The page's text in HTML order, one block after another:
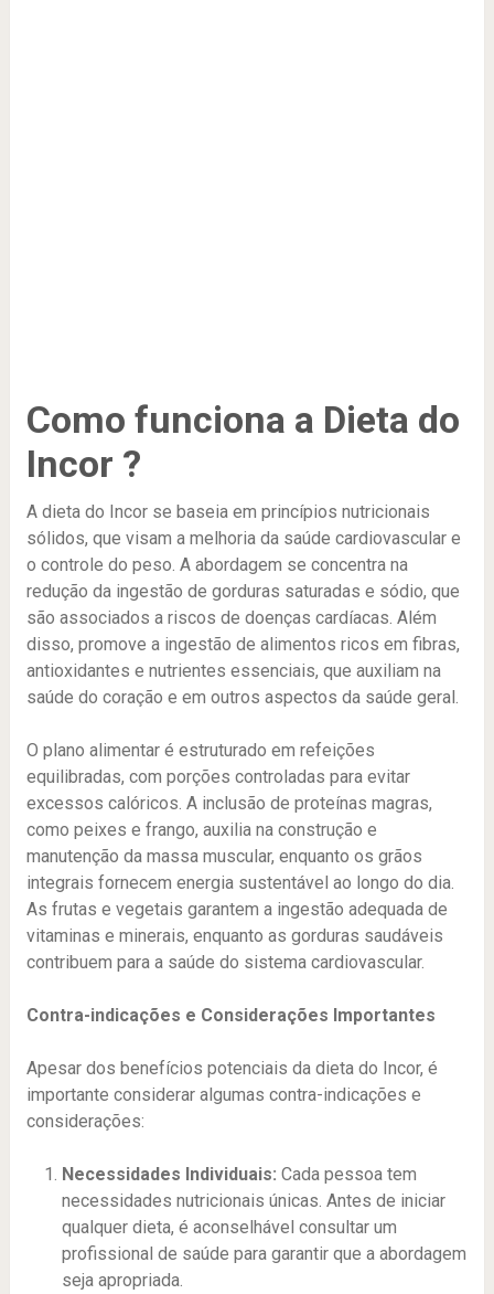
Como funciona a Dieta do
Incor ?
A dieta do Incor se baseia em princípios nutricionais
sólidos, que visam a melhoria da saúde cardiovascular e
o controle do peso. A abordagem se concentra na
redução da ingestão de gorduras saturadas e sódio, que
são associados a riscos de doenças cardíacas. Além
disso, promove a ingestão de alimentos ricos em fibras,
antioxidantes e nutrientes essenciais, que auxiliam na
saúde do coração e em outros aspectos da saúde geral.
O plano alimentar é estruturado em refeições
equilibradas, com porções controladas para evitar
excessos calóricos. A inclusão de proteínas magras,
como peixes e frango, auxilia na construção e
manutenção da massa muscular, enquanto os grãos
integrais fornecem energia sustentável ao longo do dia.
As frutas e vegetais garantem a ingestão adequada de
vitaminas e minerais, enquanto as gorduras saudáveis
contribuem para a saúde do sistema cardiovascular.
Contra-indicações e Considerações Importantes
Apesar dos benefícios potenciais da dieta do Incor, é
importante considerar algumas contra-indicações e
considerações:
Necessidades Individuais: Cada pessoa tem
necessidades nutricionais únicas. Antes de iniciar
qualquer dieta, é aconselhável consultar um
profissional de saúde para garantir que a abordagem
seja apropriada.